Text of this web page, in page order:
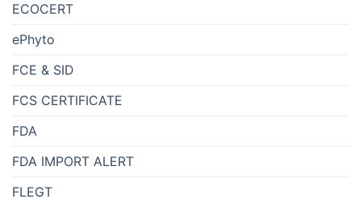
ECOCERT
ePhyto
FCE & SID
FCS CERTIFICATE
FDA
FDA IMPORT ALERT
FLEGT